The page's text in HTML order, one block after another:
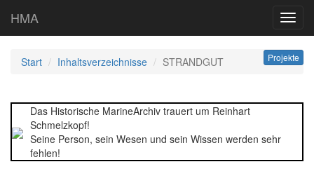
HMA
Projekte
Start Inhaltsverzeichnisse STRANDGUT
Das Historische MarineArchiv trauert um Reinhart
Schmelzkopf!
Seine Person, sein Wesen und sein Wissen werden sehr
fehlen!